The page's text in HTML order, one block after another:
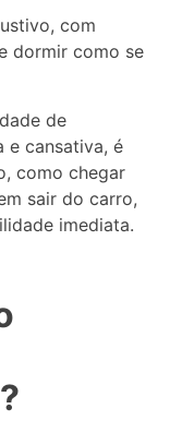
com
dormir como se
de
e cansativa, é
como chegar
sair do carro,
imediata.